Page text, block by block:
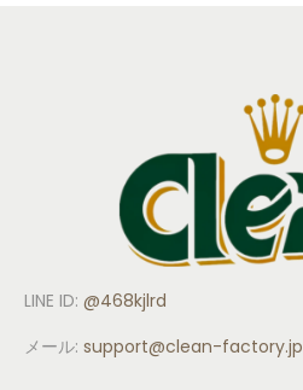
LINE ID: @468kjlrd
メール: support@clean-factory.jp